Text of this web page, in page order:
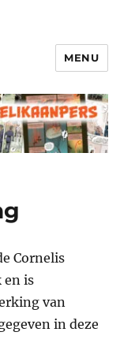
MENU
Cornelis
en is
van
in deze